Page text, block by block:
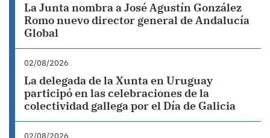
La Junta nombra a José Agustín González
Romo nuevo director general de Andalucía
Global
02/08/2026
La delegada de la Xunta en Uruguay
participó en las celebraciones de la
colectividad gallega por el Día de Galicia
02/08/2026